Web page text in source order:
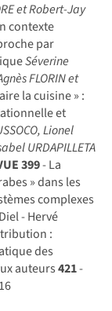
et Robert-Jay
contexte
par
Séverine
FLORIN et
la cuisine » :
et
Lionel
URDAPILLETA
399- La
» dans les
complexes
- Hervé
:
des
auteurs421-